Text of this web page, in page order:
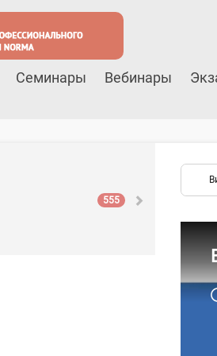
Семинары Вебинары
555